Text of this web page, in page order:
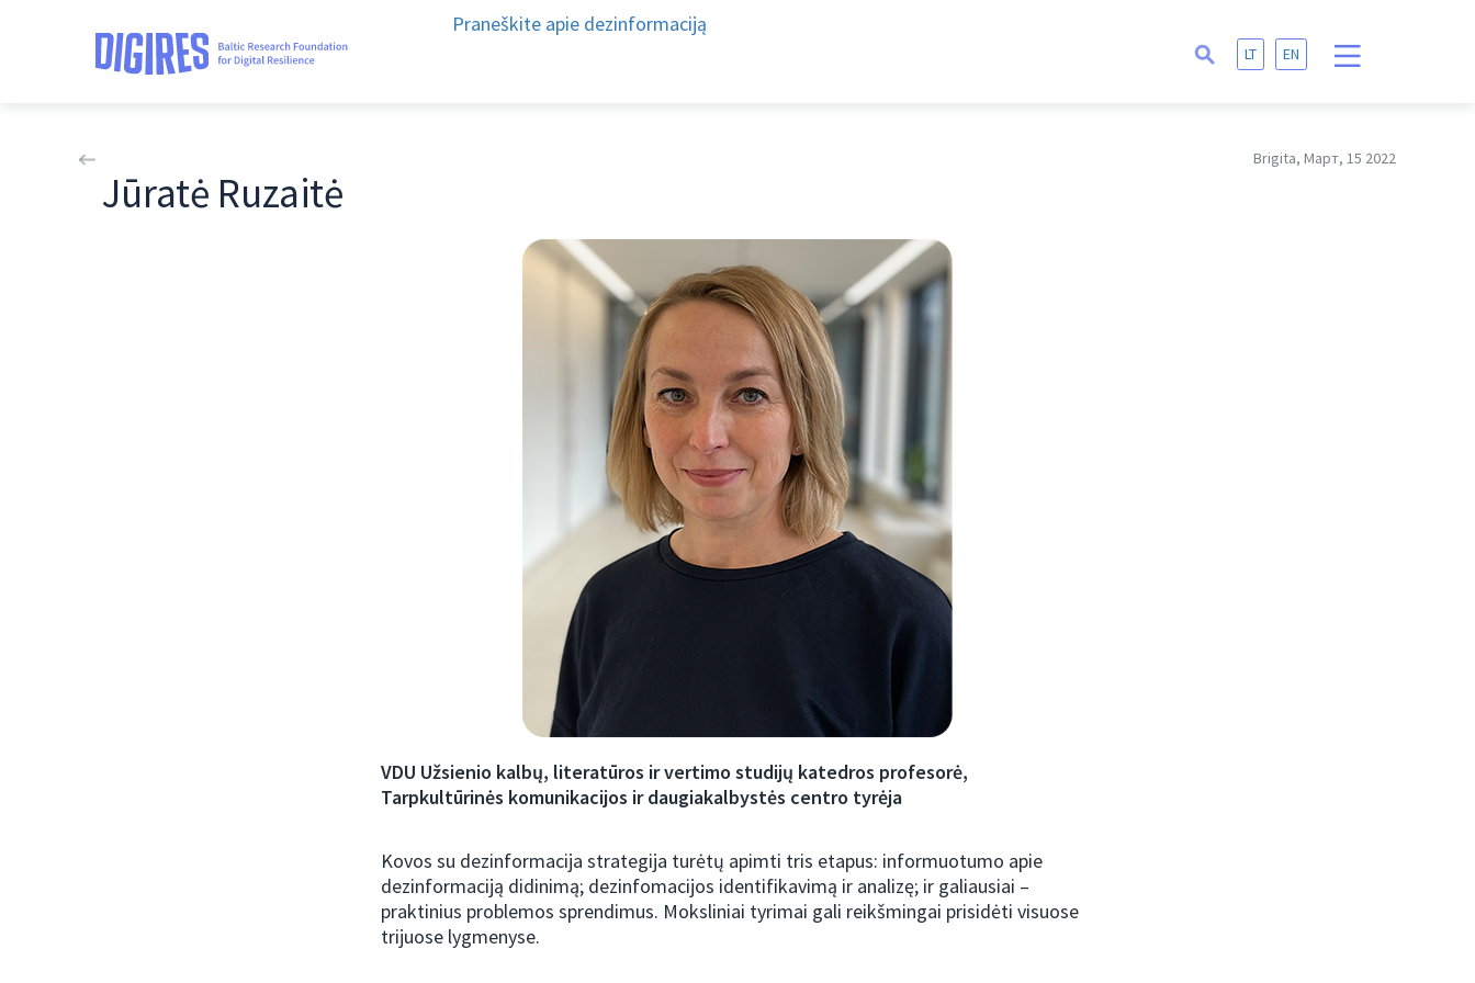
Praneškite apie dezinformaciją
LT EN
Brigita, Март, 15 2022
Jūratė Ruzaitė
VDU Užsienio kalbų, literatūros ir vertimo studijų katedros profesorė,
Tarpkultūrinės komunikacijos ir daugiakalbystės centro tyrėja
Kovos su dezinformacija strategija turėtų apimti tris etapus: informuotumo apie
dezinformaciją didinimą; dezinfomacijos identifikavimą ir analizę; ir galiausiai –
praktinius problemos sprendimus. Moksliniai tyrimai gali reikšmingai prisidėti visuose
trijuose lygmenyse.